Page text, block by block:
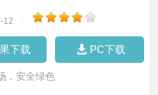
12
下载 PC下载
，安全绿色